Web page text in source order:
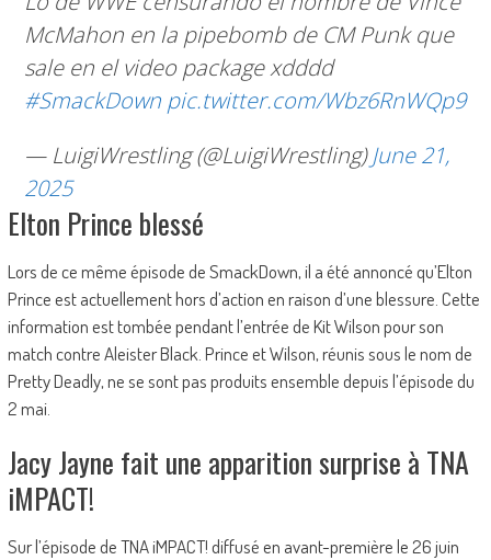
McMahon en la pipebomb de CM Punk que
sale en el video package xdddd
#SmackDown pic.twitter.com/Wbz6RnWQp9
— LuigiWrestling (@LuigiWrestling)June 21,
2025
Elton Prince blessé
Lors de ce même épisode de SmackDown, il a été annoncé qu’Elton
Prince est actuellement hors d’action en raison d’une blessure. Cette
information est tombée pendant l’entrée de Kit Wilson pour son
match contre Aleister Black. Prince et Wilson, réunis sous le nom de
Pretty Deadly, ne se sont pas produits ensemble depuis l’épisode du
2 mai.
Jacy Jayne fait une apparition surprise à TNA
iMPACT!
Sur l’épisode de TNA iMPACT! diffusé en avant-première le 26 juin